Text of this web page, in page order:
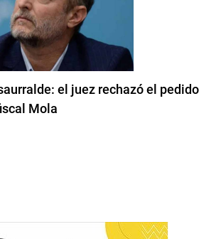
el juez rechazó el pedido
Mola